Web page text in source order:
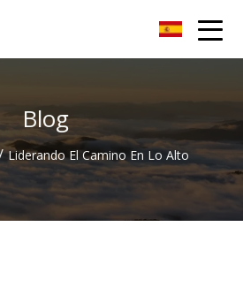
la cerradura de puerta de Chongqing UPVC
Blog
Liderando El Camino En Lo Alto